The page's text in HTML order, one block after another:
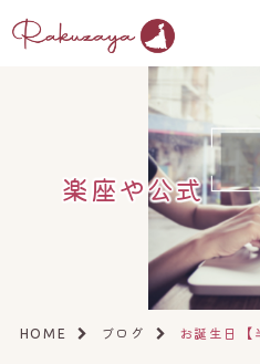
TOP
はじめての方へ
コース料金
よくある質問
お悩み温活ガイド
店舗一覧▼
楽座や公式
HOME ブログ お誕生日【